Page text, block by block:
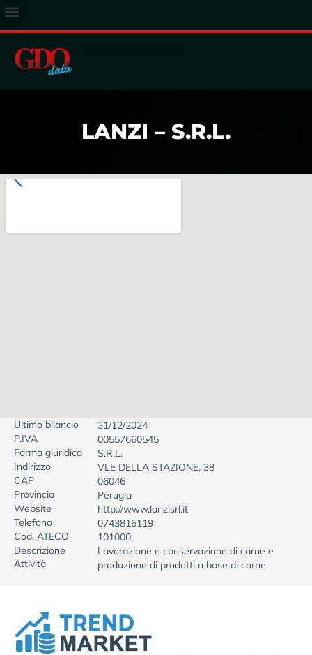
LANZI – S.R.L.
Ultimo bilancio
31/12/2024
P.IVA
00557660545
Forma giuridica
S.R.L.
Indirizzo
VLE DELLA STAZIONE, 38
CAP
06046
Provincia
Perugia
Website
http://www.lanzisrl.it
Telefono
0743816119
Cod. ATECO
101000
Descrizione
Attività
Lavorazione e conservazione di carne e
produzione di prodotti a base di carne